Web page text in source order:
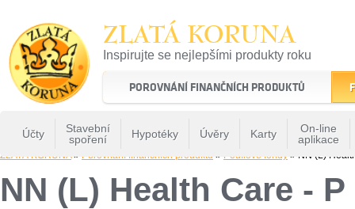
ZLATÁ KORUNA
Inspirujte se nejlepšími produkty roku
22 let tradice a kvality na finančním trhu
POROVNÁNÍ FINANČNÍCH PRODUKTŮ
Účty
Stavební
spoření
Hypotéky Úvěry Karty
On-line
aplikace
ZLATÁ KORUNA» Porovnání finančních produktů » Podílové fondy » NN (L)
NN (L) Health Care - P